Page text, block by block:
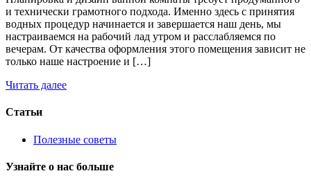
и технически грамотного подхода. Именно здесь с принятия
водных процедур начинается и завершается наш день, мы
настраиваемся на рабочий лад утром и расслабляемся по
вечерам. От качества оформления этого помещения зависит не
только наше настроение и […]
Читать далее
Статьи
Полезные советы
Узнайте о нас больше